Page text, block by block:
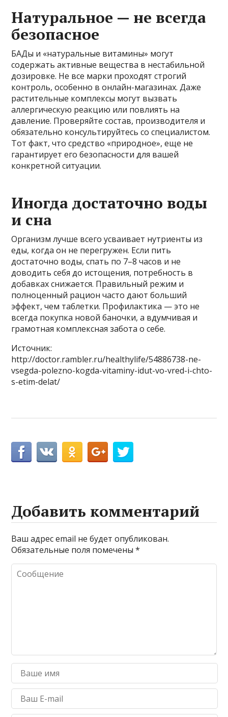
Натуральное — не всегда
безопасное
БАДы и «натуральные витамины» могут
содержать активные вещества в нестабильной
дозировке. Не все марки проходят строгий
контроль, особенно в онлайн-магазинах. Даже
растительные комплексы могут вызвать
аллергическую реакцию или повлиять на
давление. Проверяйте состав, производителя и
обязательно консультируйтесь со специалистом.
Тот факт, что средство «природное», еще не
гарантирует его безопасности для вашей
конкретной ситуации.
Иногда достаточно воды
и сна
Организм лучше всего усваивает нутриенты из
еды, когда он не перегружен. Если пить
достаточно воды, спать по 7–8 часов и не
доводить себя до истощения, потребность в
добавках снижается. Правильный режим и
полноценный рацион часто дают больший
эффект, чем таблетки. Профилактика — это не
всегда покупка новой баночки, а вдумчивая и
грамотная комплексная забота о себе.
Источник:
http://doctor.rambler.ru/healthylife/54886738-ne-
vsegda-polezno-kogda-vitaminy-idut-vo-vred-i-chto-
s-etim-delat/
Добавить комментарий
Ваш адрес email не будет опубликован.
Обязательные поля помечены*